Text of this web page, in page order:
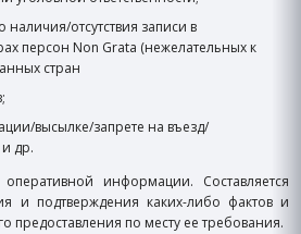
наличия/отсутствия записи в
персон Non Grata (нежелательных к
стран
высылке/запрете на въезд/
др.
информации. Cоставляется
и подтверждения каких-либо фактов и
предоставления по месту ее требования.